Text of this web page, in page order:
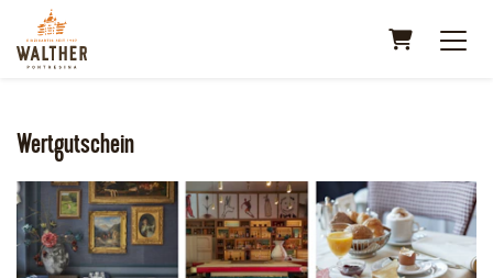
Warenkorb
Wertgutschein